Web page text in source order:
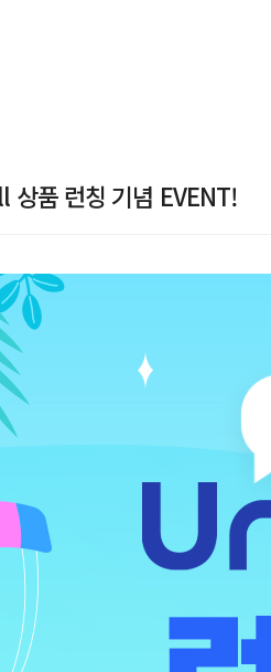
품 런칭 기념 EVENT!